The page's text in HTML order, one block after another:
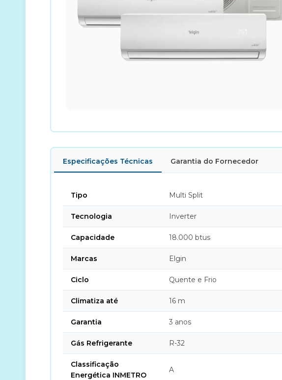
Especificações Técnicas Garantia do Fornecedor
Tipo Multi Split
Tecnologia Inverter
Capacidade 18.000 btus
Marcas Elgin
Ciclo Quente e Frio
Climatiza até 16 m
Garantia 3 anos
Gás Refrigerante R-32
Classificação
Energética INMETRO
A